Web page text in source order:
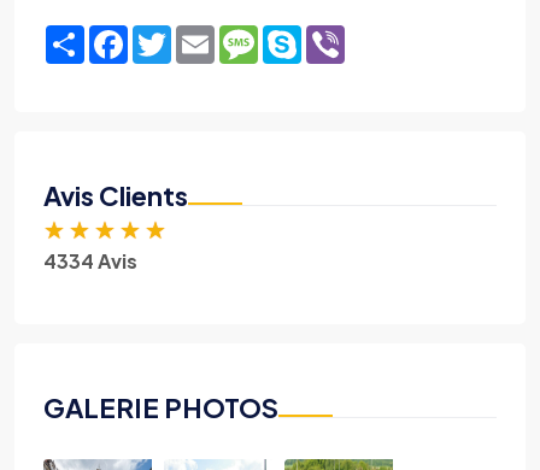
ShareFacebook
TwitterEmailMessage
Skype
Avis Clients
★ ★ ★ ★ ★
4334 Avis
GALERIE PHOTOS